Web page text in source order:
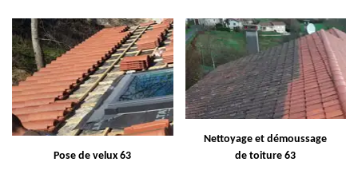
Pose de velux 63
Nettoyage et démoussage
de toiture 63